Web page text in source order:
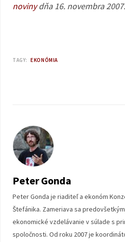
novinydňa 16. novembra 2007.
TAGY: EKONÓMIA
Peter Gonda
Peter Gonda je riaditeľ a ekonóm
Štefánika. Zameriava sa
ekonomické vzdelávanie v súlade s
spoločnosti. Od roku 2007 je